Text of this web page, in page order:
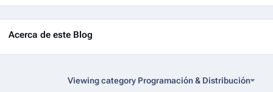
Acerca de este Blog
Viewing category Programación & Distribución